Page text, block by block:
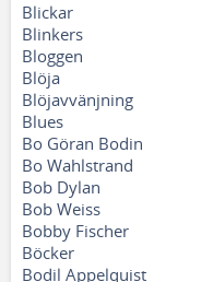
Blickar
Blinkers
Bloggen
Blöja
Blöjavvänjning
Blues
Bo Göran Bodin
Bo Wahlstrand
Bob Dylan
Bob Weiss
Bobby Fischer
Böcker
Bodil Appelquist